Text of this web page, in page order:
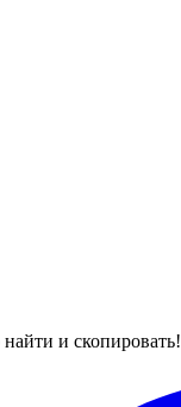
и скопировать!